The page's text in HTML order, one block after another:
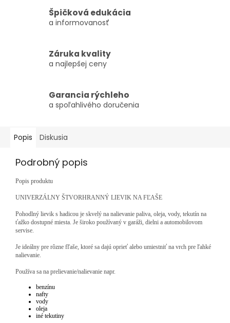
Špičková edukácia
a informovanosť
Záruka kvality
a najlepšej ceny
Garancia rýchleho
a spoľahlivého doručenia
Popis Diskusia
Podrobný popis
Popis produktu
UNIVERZÁLNY ŠTVORHRANNÝ LIEVIK NA FĽAŠE
Pohodlný lievik s hadicou je skvelý na nalievanie paliva, oleja, vody, tekutín na
ťažko dostupné miesta. Je široko používaný v garáži, dielni a automobilovom
servise.
Je ideálny pre rôzne fľaše, ktoré sa dajú oprieť alebo umiestniť na vrch pre ľahké
nalievanie.
Používa sa na prelievanie/nalievanie napr.
benzínu
nafty
vody
oleja
iné tekutiny